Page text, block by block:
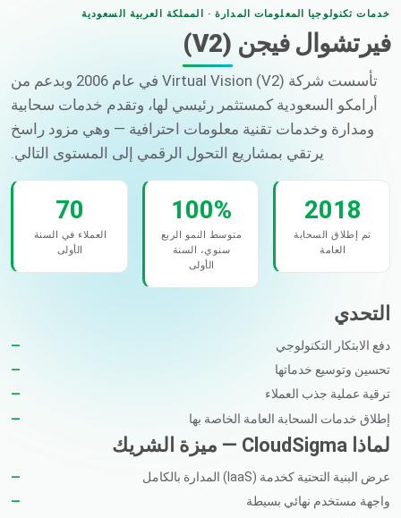
خدمات تكنولوجيا المعلومات المدارة · المملكة العربية السعودية
فيرتشوال فيجن (V2)
تأسست شركة Virtual Vision (V2) في عام 2006 وبدعم من
أرامكو السعودية كمستثمر رئيسي لها، وتقدم خدمات سحابية
ومدارة وخدمات تقنية معلومات احترافية — وهي مزود راسخ
يرتقي بمشاريع التحول الرقمي إلى المستوى التالي.
2018
تم إطلاق السحابة
العامة
100%
متوسط النمو الربع
سنوي، السنة
الأولى
70
العملاء في السنة
الأولى
التحدي
دفع الابتكار التكنولوجي
تحسين وتوسيع خدماتها
ترقية عملية جذب العملاء
إطلاق خدمات السحابة العامة الخاصة بها
لماذا CloudSigma — ميزة الشريك
عرض البنية التحتية كخدمة (IaaS) المدارة بالكامل
واجهة مستخدم نهائي بسيطة